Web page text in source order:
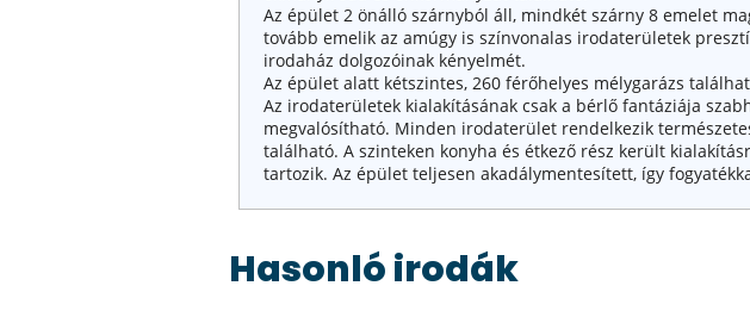
Az épület 2 önálló szárnyból áll, mindkét szárny 8 emelet
tovább emelik az amúgy is színvonalas irodaterületek
irodaház dolgozóinak kényelmét.
Az épület alatt kétszintes, 260 férőhelyes mélygarázs
Az irodaterületek kialakításának csak a bérlő fantáziája
megvalósítható. Minden irodaterület rendelkezik
található. A szinteken konyha és étkező rész került
tartozik. Az épület teljesen akadálymentesített, így
Hasonló irodák